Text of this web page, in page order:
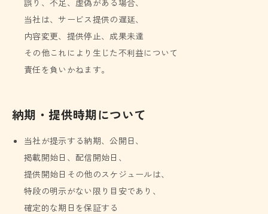
誤り、不足、虚偽がある場合、
当社は、サービス提供の遅延、
内容変更、提供停止、成果未達
その他これにより生じた不利益について
責任を負いかねます。
納期・提供時期について
当社が提示する納期、公開日、
掲載開始日、配信開始日、
提供開始日その他のスケジュールは、
特段の明示がない限り目安であり、
確定的な期日を保証する